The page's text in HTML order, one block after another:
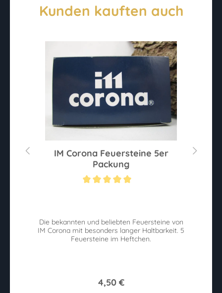
Kunden kauften auch
IM Corona Feuersteine 5er
Packung
Die bekannten und beliebten Feuersteine von
IM Corona mit besonders langer Haltbarkeit. 5
Feuersteine im Heftchen.
4,50 €